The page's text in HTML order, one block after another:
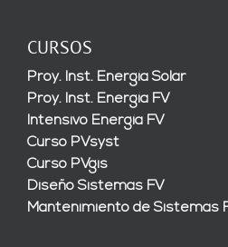
CURSOS
Proy. Inst. Energía Solar
Proy. Inst. Energía FV
Intensivo Energía FV
Curso PVsyst
Curso PVgis
Diseño Sistemas FV
Mantenimiento de Sistemas